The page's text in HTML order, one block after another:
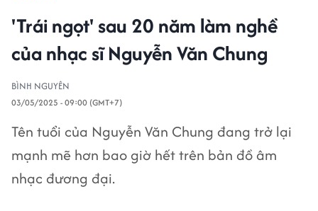
'Trái ngọt' sau 20 năm làm nghề
của nhạc sĩ Nguyễn Văn Chung
BÌNH NGUYÊN
03/05/2025 - 09:00 (GMT+7)
Tên tuổi của Nguyễn Văn Chung đang trở lại
mạnh mẽ hơn bao giờ hết trên bản đồ âm
nhạc đương đại.